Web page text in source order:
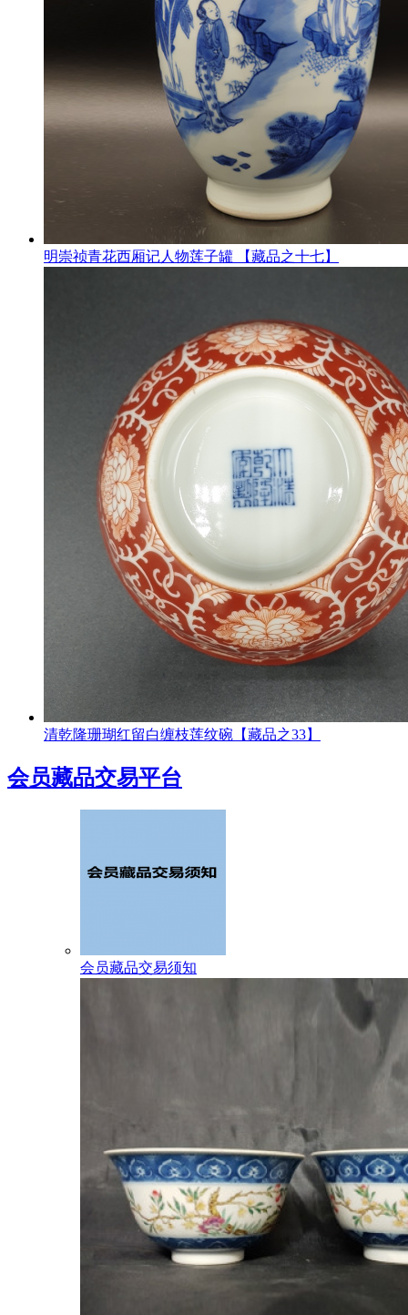
明崇祯青花西厢记人物莲子罐 【藏品之十七】
清乾隆珊瑚红留白缠枝莲纹碗【藏品之33】
会员藏品交易平台
会员藏品交易须知